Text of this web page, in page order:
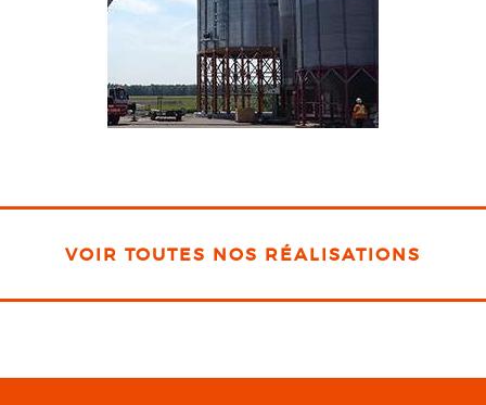
VOIR TOUTES NOS RÉALISATIONS